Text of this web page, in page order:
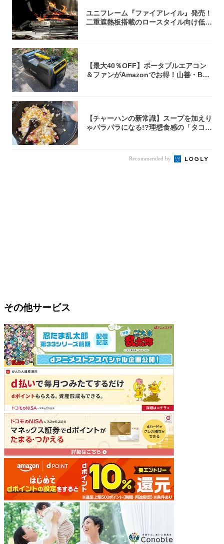
ユニフレーム『ファイアレイル』発売！
二重遮熱板搭載のロースタイル向け低型
【最大40％OFF】ポータブルエアコン
＆ファンがAmazonでお得！山善・Bo
【チャーハンの新常識】スープを加えり
ゃパラパラになる!?理想食感の「タコチ
Recommended by
その他サービス